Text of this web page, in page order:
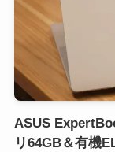
ASUS
リ64GB＆有機